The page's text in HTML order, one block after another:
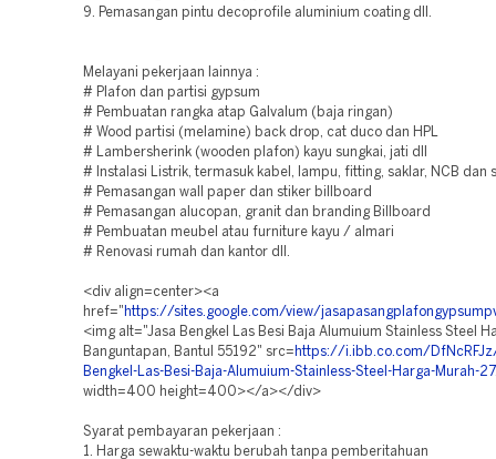
9. Pemasangan pintu decoprofile aluminium coating dll.
Melayani pekerjaan lainnya :
# Plafon dan partisi gypsum
# Pembuatan rangka atap Galvalum (baja ringan)
# Wood partisi (melamine) back drop, cat duco dan HPL
# Lambersherink (wooden plafon) kayu sungkai, jati dll
# Instalasi Listrik, termasuk kabel, lampu, fitting, saklar, NCB dan
# Pemasangan wall paper dan stiker billboard
# Pemasangan alucopan, granit dan branding Billboard
# Pembuatan meubel atau furniture kayu / almari
# Renovasi rumah dan kantor dll.
<div align=center><a
href=" https://sites.google.com/view/
<img alt="Jasa Bengkel Las Besi Baja Alumuium Stainless Steel
Banguntapan, Bantul 55192" src= https://i.ibb.co.com/
Bengkel-Las-Besi-Baja-Alumuium-Stainless-Steel-Harga-Murah-
width=400 height=400></a></div>
Syarat pembayaran pekerjaan :
1. Harga sewaktu-waktu berubah tanpa pemberitahuan